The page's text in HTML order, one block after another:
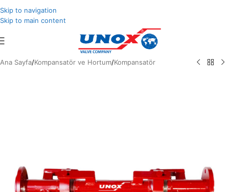
Skip to navigation
Skip to main content
Ana Sayfa/Kompansatör ve Hortum/Kompansatör